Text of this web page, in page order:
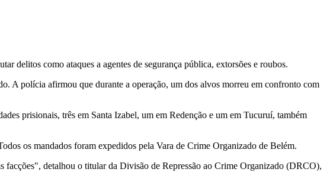
delitos como ataques a agentes de segurança pública, extorsões e roubos.
A polícia afirmou que durante a operação, um dos alvos morreu em confronto com
prisionais, três em Santa Izabel, um em Redenção e um em Tucuruí, também
os mandados foram expedidos pela Vara de Crime Organizado de Belém.
facções", detalhou o titular da Divisão de Repressão ao Crime Organizado (DRCO),